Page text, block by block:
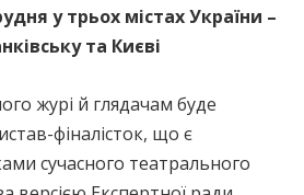
у трьох містах України –
та Києві
журі й глядачам буде
фіналісток, що є
сучасного театрального